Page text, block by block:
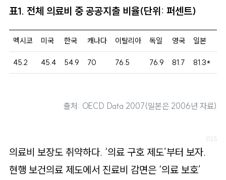
표1. 전체 의료비 중 공공지출 비율(단위: 퍼센트)
멕시코 미국 한국 캐나다 이탈리아 독일 영국 일본
45.2 45.4 54.9 70 76.5 76.9 81.7 81.3*
출처: OECD Data 2007(일본은 2006년 자료)
의료비 보장도 취약하다. ‘의료 구호 제도’부터 보자.
현행 보건의료 제도에서 진료비 감면은 ‘의료 보호’